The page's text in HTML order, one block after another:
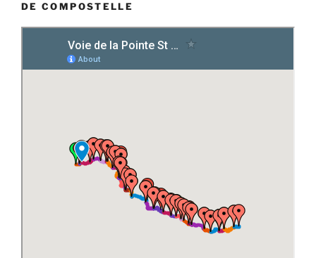
DE COMPOSTELLE